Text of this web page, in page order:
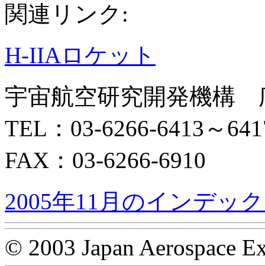
関連リンク:
H-IIAロケット
宇宙航空研究開発機構
TEL：03-6266-6413～
FAX：03-6266-6910
2005年11月のインデッ
© 2003 Japan Aerospace